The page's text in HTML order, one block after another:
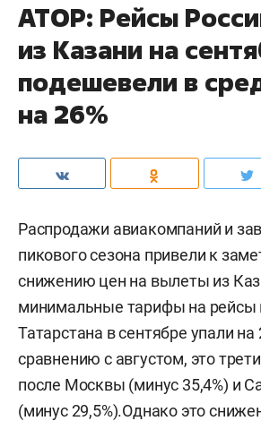
АТОР: Рейсы
из Казани на
подешевели в
на 26%
Распродажи авиакомпаний и
пикового сезона привели к
снижению цен на вылеты из
минимальные тарифы на рейсы
Татарстана в сентябре упали на
сравнению с августом, это
после Москвы (минус 35,4%) и
(минус 29,5%).Однако это